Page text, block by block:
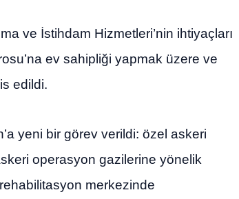
ve İstihdam Hizmetleri’nin ihtiyaçları
ev sahipliği yapmak üzere ve
edildi.
yeni bir görev verildi: özel askeri
operasyon gazilerine yönelik
merkezinde